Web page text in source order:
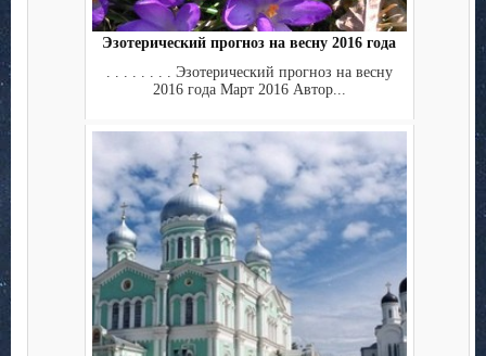
Эзотерический прогноз на весну 2016 года
. . . . . . . . Эзотерический прогноз на весну
2016 года Март 2016 Автор...